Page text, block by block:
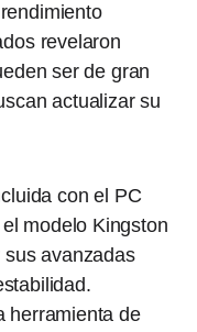
revelaron
ser de gran
actualizar su
con el PC
modelo Kingston
avanzadas
herramienta de